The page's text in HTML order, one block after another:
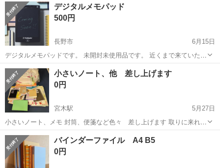
デジタルメモパッド
500円
長野市
6月15日
デジタルメモパッドです。 未開封未使用品です。 近くまで来ていただ
ける方でお願いします。
長野 長野市
小さいノート、他 差し上げます
0円
宮木駅
5月27日
小さいノート、メモ 封筒、便箋など色々 差し上げます 取りに来れる
方長野 上伊那郡 宮木駅 手帳
バインダーファイル A4 B5
0円